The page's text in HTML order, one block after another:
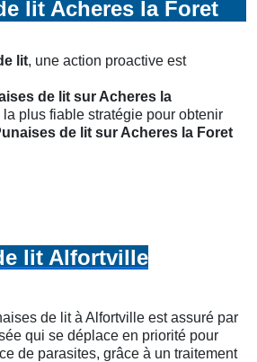
lit Acheres la Foret
lit, une action proactive est
de lit sur Acheres la
la plus fiable stratégie pour obtenir
de lit sur Acheres la Foret
lit Alfortville
de lit à Alfortville est assuré par
qui se déplace en priorité pour
de parasites, grâce à un traitement